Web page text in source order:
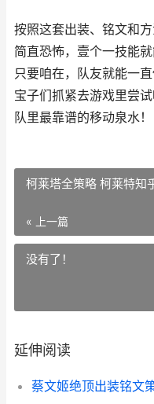
按照这套出装、铭文和
简直恐怖，壹个一技能
只要咱在，队友就能一
宝子们抓紧去游戏里尝
队里最靠谱的移动泉水！
柯莱塔全策略 柯莱特知
« 上一篇
没有了！
延伸阅读
蔡文姬绝顶出装铭文